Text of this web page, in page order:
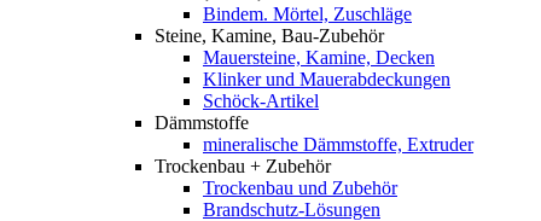
Bindem. Mörtel, Zuschläge
Steine, Kamine, Bau-Zubehör
Mauersteine, Kamine, Decken
Klinker und Mauerabdeckungen
Schöck-Artikel
Dämmstoffe
mineralische Dämmstoffe, Extruder
Trockenbau + Zubehör
Trockenbau und Zubehör
Brandschutz-Lösungen